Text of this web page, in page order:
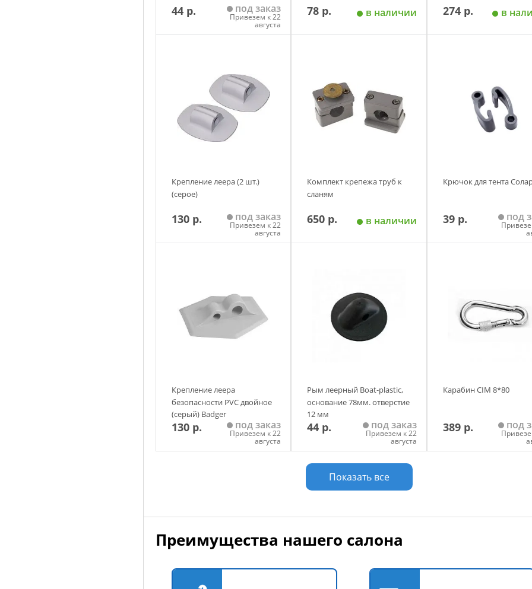
44 р. под заказ
Привезем к 22
августа
78 р. в наличии 274 р. в
Крепление леера (2 шт.)
(серое)
130 р. под заказ
Привезем к 22
августа
Комплект крепежа труб к
сланям
650 р. в наличии
Крючок для тента
39 р. под
Крепление леера
безопасности PVC двойное
(серый) Badger
130 р. под заказ
Привезем к 22
августа
Рым леерный Boat-plastic,
основание 78мм. отверстие
12 мм
44 р. под заказ
Привезем к 22
августа
Добавить в корзину
Карабин CIM 8*80
389 р. под
Показать все
Преимущества нашего салона